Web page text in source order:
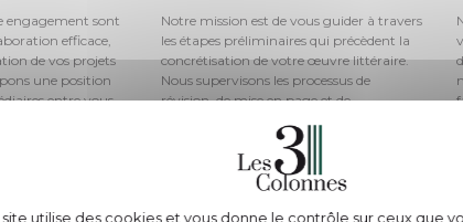
engagement sont
efficace,
de vos projets
une position
entre vous
Notre mission est de vous guider à travers
les étapes préliminaires qui précèdent la
concrétisation de votre œuvre littéraire.
Nous supervisons les processus de
révision, de mise en page et de
partageons avec vous les ébauches pour
façonner un produit fini qui rencontre
non seulement vos aspirations mais aussi
utilise des cookies et vous donne le contrôle sur ceux que